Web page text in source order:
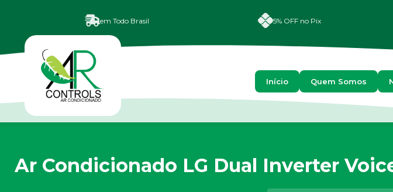
em Todo Brasil 5% OFF no Pix
Início Quem Somos
Ar Condicionado LG Dual Inverter